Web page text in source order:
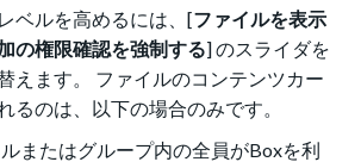
ベルを高めるには、[ファイルを表示
の権限確認を強制する] のスライダを
えます。 ファイルのコンテンツカー
るのは、以下の場合のみです。
またはグループ内の全員がBoxを利